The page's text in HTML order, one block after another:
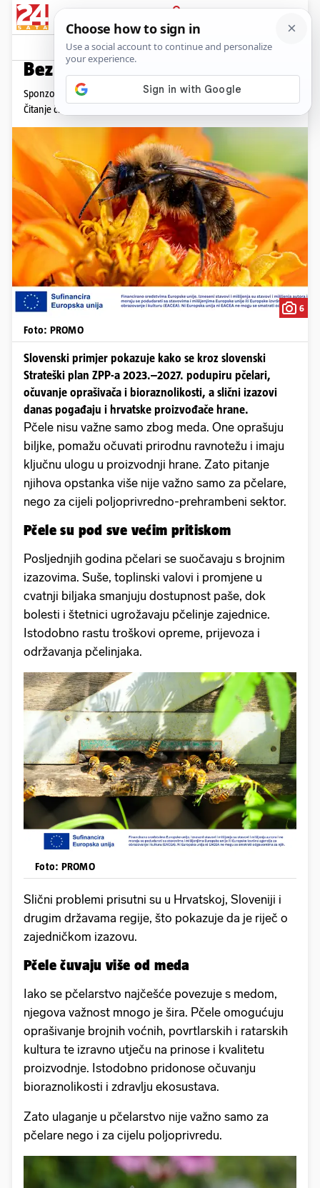
PRIJAVA
Promo sadržaj
Bez pčela nema ni hrane
Sponzorirani članak,
četvrtak, 11.6.2026. u 09:36
Čitanje članka: 2 min
6
Foto: PROMO
Slovenski primjer pokazuje kako se kroz slovenski
Strateški plan ZPP-a 2023.–2027. podupiru pčelari,
očuvanje oprašivača i bioraznolikosti, a slični izazovi
danas pogađaju i hrvatske proizvođače hrane.
Pčele nisu važne samo zbog meda. One oprašuju
biljke, pomažu očuvati prirodnu ravnotežu i imaju
ključnu ulogu u proizvodnji hrane. Zato pitanje
njihova opstanka više nije važno samo za pčelare,
nego za cijeli poljoprivredno-prehrambeni sektor.
Pčele su pod sve većim pritiskom
Posljednjih godina pčelari se suočavaju s brojnim
izazovima. Suše, toplinski valovi i promjene u
cvatnji biljaka smanjuju dostupnost paše, dok
bolesti i štetnici ugrožavaju pčelinje zajednice.
Istodobno rastu troškovi opreme, prijevoza i
održavanja pčelinjaka.
Foto: PROMO
Slični problemi prisutni su u Hrvatskoj, Sloveniji i
drugim državama regije, što pokazuje da je riječ o
zajedničkom izazovu.
Pčele čuvaju više od meda
Iako se pčelarstvo najčešće povezuje s medom,
njegova važnost mnogo je šira. Pčele omogućuju
oprašivanje brojnih voćnih, povrtlarskih i ratarskih
kultura te izravno utječu na prinose i kvalitetu
proizvodnje. Istodobno pridonose očuvanju
bioraznolikosti i zdravlju ekosustava.
Zato ulaganje u pčelarstvo nije važno samo za
pčelare nego i za cijelu poljoprivredu.